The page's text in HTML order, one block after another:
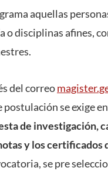
aquellas
o disciplinas afines,
del correo
se exige
de investigación,
y los certificados
se pre